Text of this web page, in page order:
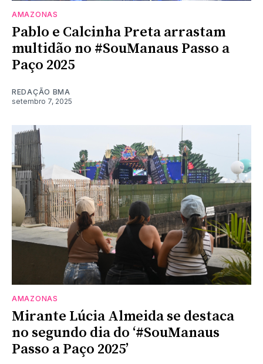
AMAZONAS
Pablo e Calcinha Preta arrastam
multidão no #SouManaus Passo a
Paço 2025
REDAÇÃO BMA
setembro 7, 2025
AMAZONAS
Mirante Lúcia Almeida se destaca
no segundo dia do ‘#SouManaus
Passo a Paço 2025’